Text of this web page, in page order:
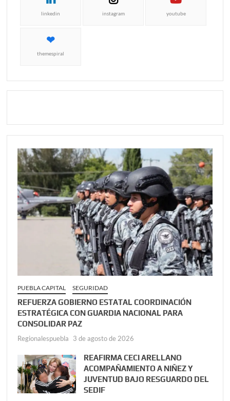
linkedin instagram youtube
themespiral
PUEBLA CAPITAL SEGURIDAD
REFUERZA GOBIERNO ESTATAL COORDINACIÓN
ESTRATÉGICA CON GUARDIA NACIONAL PARA
CONSOLIDAR PAZ
Regionalespuebla 3 de agosto de 2026
REAFIRMA CECI ARELLANO
ACOMPAÑAMIENTO A NIÑEZ Y
JUVENTUD BAJO RESGUARDO DEL
SEDIF